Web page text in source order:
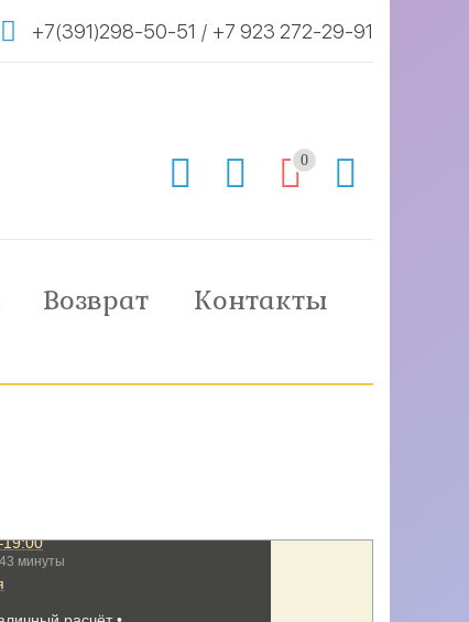
+7(391)298-50-51 / +7 923 272-29-91
0
Возврат Контакты